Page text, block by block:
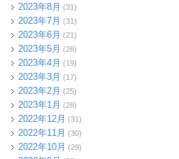
2023年8月 (31)
2023年7月 (31)
2023年6月 (21)
2023年5月 (26)
2023年4月 (19)
2023年3月 (17)
2023年2月 (25)
2023年1月 (26)
2022年12月 (31)
2022年11月 (30)
2022年10月 (29)